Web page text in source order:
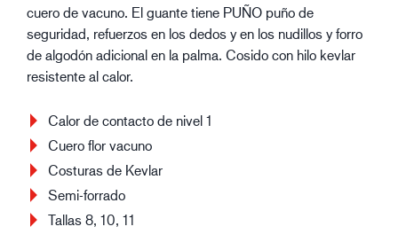
cuero de vacuno. El guante tiene PUÑO puño de
seguridad, refuerzos en los dedos y en los nudillos y forro
de algodón adicional en la palma. Cosido con hilo kevlar
resistente al calor.
Calor de contacto de nivel 1
Cuero flor vacuno
Costuras de Kevlar
Semi-forrado
Tallas 8, 10, 11